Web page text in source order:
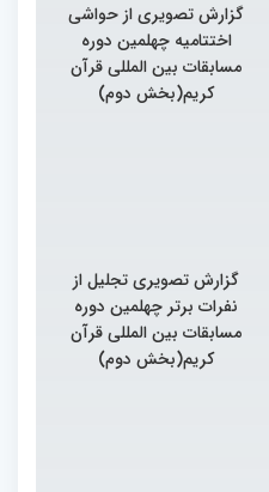
گزارش تصویری از حواشی
اختتامیه چهلمین دوره
مسابقات بین المللی قرآن
کریم(بخش دوم)
گزارش تصویری تجلیل از
نفرات برتر چهلمین دوره
مسابقات بین المللی قرآن
کریم(بخش دوم)